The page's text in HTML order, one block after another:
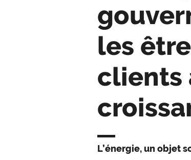
les
clients
L’énergie, un objet